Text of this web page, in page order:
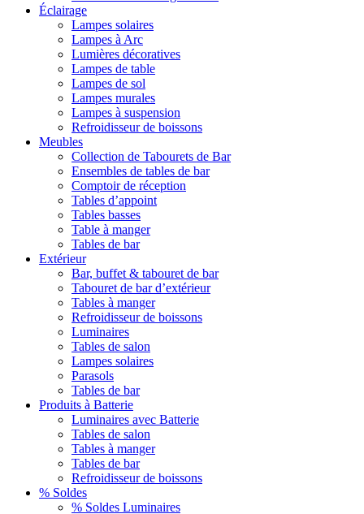
Éclairage
Lampes solaires
Lampes à Arc
Lumières décoratives
Lampes de table
Lampes de sol
Lampes murales
Lampes à suspension
Refroidisseur de boissons
Meubles
Collection de Tabourets de Bar
Ensembles de tables de bar
Comptoir de réception
Tables d’appoint
Tables basses
Table à manger
Tables de bar
Extérieur
Bar, buffet & tabouret de bar
Tabouret de bar d’extérieur
Tables à manger
Refroidisseur de boissons
Luminaires
Tables de salon
Lampes solaires
Parasols
Tables de bar
Produits à Batterie
Luminaires avec Batterie
Tables de salon
Tables à manger
Tables de bar
Refroidisseur de boissons
% Soldes
% Soldes Luminaires